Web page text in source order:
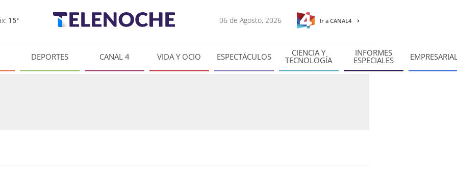
15° 06 de Agosto, 2026 Ir a CANAL4
DEPORTES CANAL 4 VIDA Y OCIO ESPECTÁCULOS CIENCIA Y
TECNOLOGÍA
INFORMES
ESPECIALES